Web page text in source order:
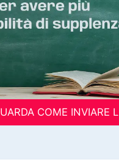
COME INVIARE